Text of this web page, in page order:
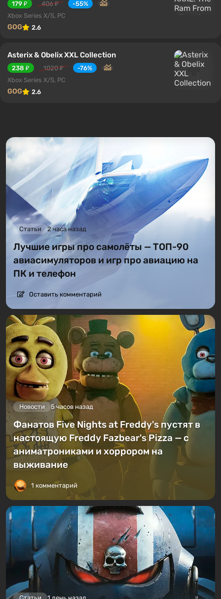
179 ₽ 406 ₽
-55%
Xbox Series X/S, PC
GOG 2.6
Asterix & Obelix XXL Collection
238 ₽ 1020 ₽
-76%
Xbox Series X/S, PC
GOG 2.6
Статьи 2 часа назад
Лучшие игры про самолёты — ТОП-90
авиасимуляторов и игр про авиацию на
ПК и телефон
Оставить комментарий
Новости 5 часов назад
Фанатов Five Nights at Freddy's пустят в
настоящую Freddy Fazbear's Pizza — с
аниматрониками и хоррором на
выживание
1 комментарий